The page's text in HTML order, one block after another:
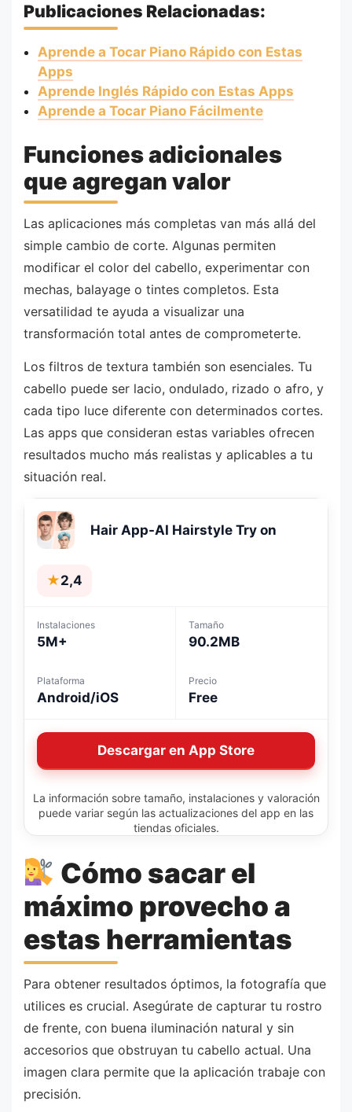
Publicaciones Relacionadas:
Aprende a Tocar Piano Rápido con Estas
Apps
Aprende Inglés Rápido con Estas Apps
Aprende a Tocar Piano Fácilmente
Funciones adicionales
que agregan valor
Las aplicaciones más completas van más allá del
simple cambio de corte. Algunas permiten
modificar el color del cabello, experimentar con
mechas, balayage o tintes completos. Esta
versatilidad te ayuda a visualizar una
transformación total antes de comprometerte.
Los filtros de textura también son esenciales. Tu
cabello puede ser lacio, ondulado, rizado o afro, y
cada tipo luce diferente con determinados cortes.
Las apps que consideran estas variables ofrecen
resultados mucho más realistas y aplicables a tu
situación real.
Hair App-AI Hairstyle Try on
★2,4
Instalaciones
5M+
Tamaño
90.2MB
Plataforma
Android/iOS
Precio
Free
Descargar en App Store
La información sobre tamaño, instalaciones y valoración
puede variar según las actualizaciones del app en las
tiendas oficiales.
Cómo sacar el
máximo provecho a
estas herramientas
Para obtener resultados óptimos, la fotografía que
utilices es crucial. Asegúrate de capturar tu rostro
de frente, con buena iluminación natural y sin
accesorios que obstruyan tu cabello actual. Una
imagen clara permite que la aplicación trabaje con
precisión.